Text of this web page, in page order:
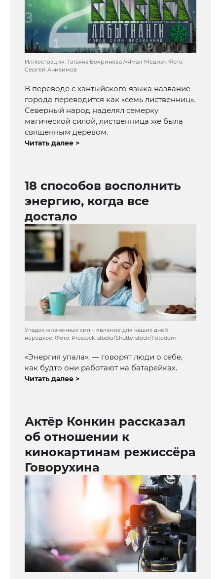
Иллюстрация: Татьяна Бояринова /«Ямал-Медиа». Фото:
Сергей Анисимов
В переводе с хантыйского языка название
города переводится как «семь лиственниц».
Северный народ наделял семерку
магической силой, лиственница же была
священным деревом.
Читать далее >
18 способов восполнить
энергию, когда все
достало
Упадок жизненных сил – явление для наших дней
нередкое. Фото: Prostock-studio/Shutterstock/Fotodom
«Энергия упала», — говорят люди о себе,
как будто они работают на батарейках.
Читать далее >
Актёр Конкин рассказал
об отношении к
кинокартинам режиссёра
Говорухина